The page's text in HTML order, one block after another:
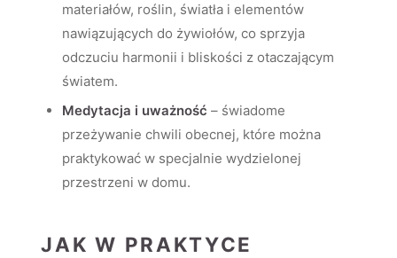
materiałów, roślin, światła i elementów
nawiązujących do żywiołów, co sprzyja
odczuciu harmonii i bliskości z otaczającym
światem.
Medytacja i uważność – świadome
przeżywanie chwili obecnej, które można
praktykować w specjalnie wydzielonej
przestrzeni w domu.
JAK W PRAKTYCE